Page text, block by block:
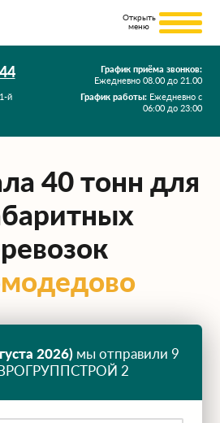
й
График приёма звонков:
Ежедневно 08.00 до 21.00
График работы: Ежедневно с
06:00 до 23:00
40 тонн для
2026) мы отправили 9
2